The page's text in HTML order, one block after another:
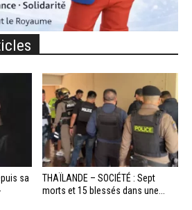
sa
THAÏLANDE – SOCIÉTÉ : Sept
morts et 15 blessés dans une...